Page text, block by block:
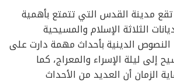
مدينة القدس التي تتمتع بأهمية
الثلاثة الإسلام والمسيحية
النصوص الدينية بأحداث مهمة دارت على
إلى ليلة الإسراء والمعراج، كما
الزمان أن العديد من الأحداث